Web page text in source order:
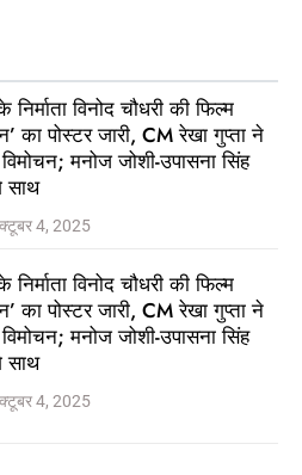
निर्माता विनोद चौधरी की फिल्म
का पोस्टर जारी, CM रेखा गुप्ता ने
मनोज जोशी-उपासना सिंह
साथ
4, 2025
निर्माता विनोद चौधरी की फिल्म
का पोस्टर जारी, CM रेखा गुप्ता ने
मनोज जोशी-उपासना सिंह
साथ
4, 2025